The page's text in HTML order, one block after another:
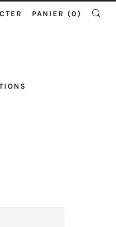
PANIER (0)